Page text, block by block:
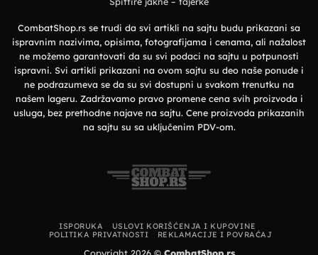
vrhunska
udobnost
CombatShop.rs se trudi da svi artikli na sajtu budu prikazani sa
ispravnim nazivima, opisima, fotografijama i cenama, ali nažalost
ne možemo garantovati da su svi podaci na sajtu u potpunosti
ispravni. Svi artikli prikazani na ovom sajtu su deo naše ponude i
ne podrazumeva se da su svi dostupni u svakom trenutku na
našem lageru. Zadržavamo pravo promene cena svih proizvoda i
usluga, bez prethodne najave na sajtu. Cene proizvoda prikazanih
na sajtu su sa uključenim PDV-om.
ISPORUKA
USLOVI KORIŠĆENJA I KUPOVINE
POLITIKA PRIVATNOSTI
REKLAMACIJE I POVRAĆAJ